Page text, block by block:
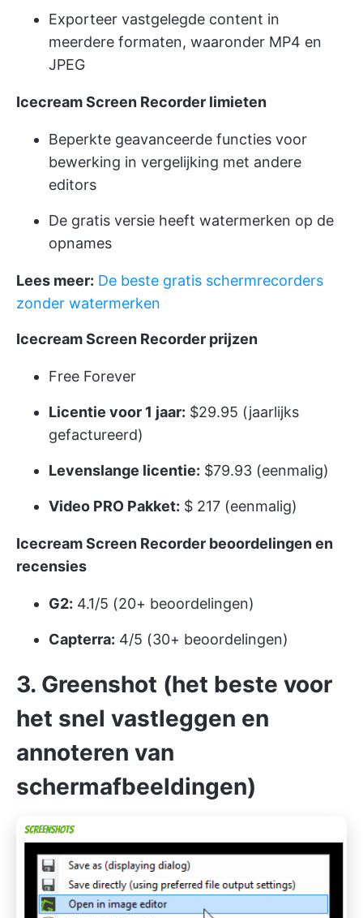
Exporteer vastgelegde content in
meerdere formaten, waaronder MP4 en
JPEG
Icecream Screen Recorder limieten
Beperkte geavanceerde functies voor
bewerking in vergelijking met andere
editors
De gratis versie heeft watermerken op de
opnames
Lees meer: De beste gratis schermrecorders
zonder watermerken
Icecream Screen Recorder prijzen
Free Forever
Licentie voor 1 jaar: $29.95 (jaarlijks
gefactureerd)
Levenslange licentie: $79.93 (eenmalig)
Video PRO Pakket: $ 217 (eenmalig)
Icecream Screen Recorder beoordelingen en
recensies
G2: 4.1/5 (20+ beoordelingen)
Capterra: 4/5 (30+ beoordelingen)
3. Greenshot (het beste voor
het snel vastleggen en
annoteren van
schermafbeeldingen)